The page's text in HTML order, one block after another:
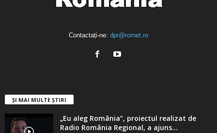
Contactați-ne: dpr@rornet.ro
ȘI MAI MULTE ȘTIRI
„Eu aleg România”, proiectul realizat de
Radio România Regional, a ajuns...